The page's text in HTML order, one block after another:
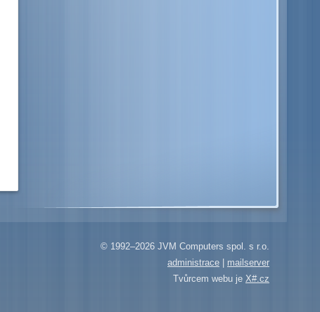
© 1992–2026 JVM Computers spol. s r.o.
administrace
mailserver
Tvůrcem webu je X#.cz